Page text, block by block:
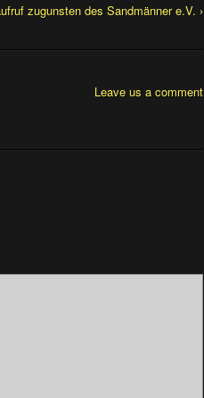
zugunsten des Sandmänner e.V. ›
Leave us a comment